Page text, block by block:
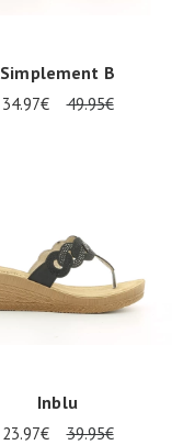
Simplement B
34.97€ 49.95€
Inblu
23.97€ 39.95€